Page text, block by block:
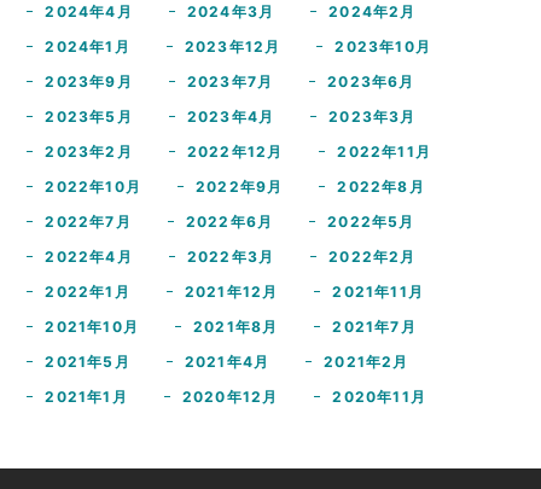
2024年4月
2024年3月
2024年2月
2024年1月
2023年12月
2023年10月
2023年9月
2023年7月
2023年6月
2023年5月
2023年4月
2023年3月
2023年2月
2022年12月
2022年11月
2022年10月
2022年9月
2022年8月
2022年7月
2022年6月
2022年5月
2022年4月
2022年3月
2022年2月
2022年1月
2021年12月
2021年11月
2021年10月
2021年8月
2021年7月
2021年5月
2021年4月
2021年2月
2021年1月
2020年12月 2020年11月